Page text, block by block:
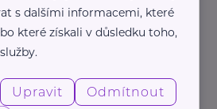
předčasně
předčasně
s dalšími informacemi, které
které získali v důsledku toho,
Upravit Odmítnout